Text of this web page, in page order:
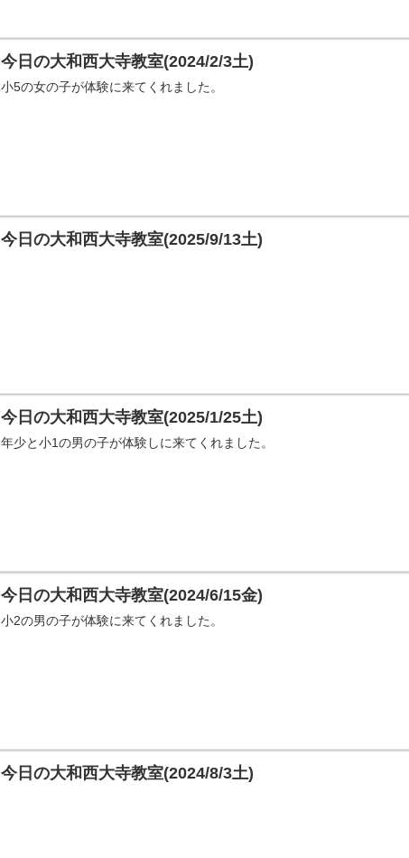
今日の大和西大寺教室(2024/2/3土)
小5の女の子が体験に来てくれました。
今日の大和西大寺教室(2025/9/13土)
今日の大和西大寺教室(2025/1/25土)
年少と小1の男の子が体験しに来てくれました。
今日の大和西大寺教室(2024/6/15金)
小2の男の子が体験に来てくれました。
今日の大和西大寺教室(2024/8/3土)